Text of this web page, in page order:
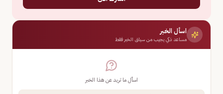
اسأل الخبر
مساعد ذكي يجيب من سياق الخبر فقط
اسأل ما تريد عن هذا الخبر